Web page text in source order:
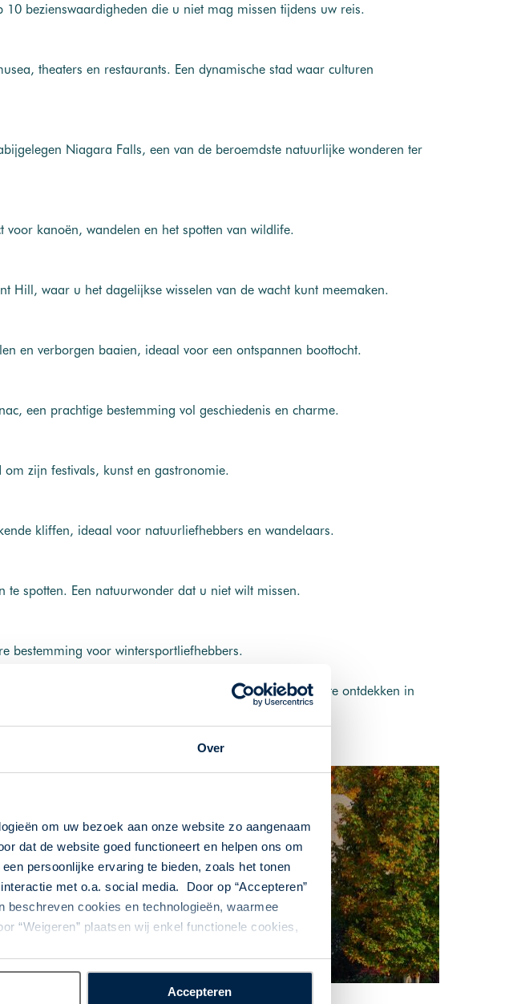
Over
om uw bezoek aan onze website zo aangenaam
dat de website goed functioneert en helpen ons om
persoonlijke ervaring te bieden, zoals het tonen
met o.a. social media. Door op “Accepteren”
cookies en technologieën, waarmee
“Weigeren” plaatsen wij enkel functionele cookies,
Accepteren
bezienswaardigheden die u niet mag missen tijdens uw reis.
theaters en restaurants. Een dynamische stad waar culturen
Niagara Falls, een van de beroemdste natuurlijke wonderen ter
kanoën, wandelen en het spotten van wildlife.
Hill, waar u het dagelijkse wisselen van de wacht kunt meemaken.
en verborgen baaien, ideaal voor een ontspannen boottocht.
een prachtige bestemming vol geschiedenis en charme.
zijn festivals, kunst en gastronomie.
kliffen, ideaal voor natuurliefhebbers en wandelaars.
spotten. Een natuurwonder dat u niet wilt missen.
bestemming voor wintersportliefhebbers.
National de la Mauricie zeker de moeite waard om te ontdekken in
Combinatie
Amerika-Canada